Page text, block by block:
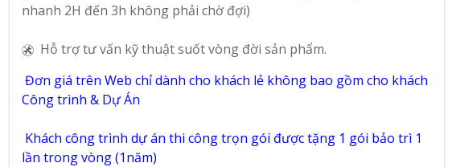
nhanh 2H đến 3h không phải chờ đợi)
Hỗ trợ tư vấn kỹ thuật suốt vòng đời sản phẩm.
Đơn giá trên Web chỉ dành cho khách lẻ không bao gồm cho khách
Công trình & Dự Án
Khách công trình dự án thi công trọn gói được tặng 1 gói bảo trì 1
lần trong vòng (1năm)